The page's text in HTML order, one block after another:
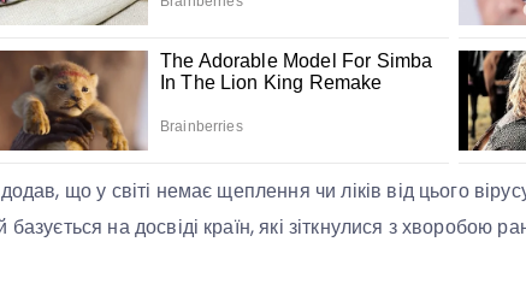
що у світі немає щеплення чи ліків від цього
базується на досвіді країн, які зіткнулися з хворобою